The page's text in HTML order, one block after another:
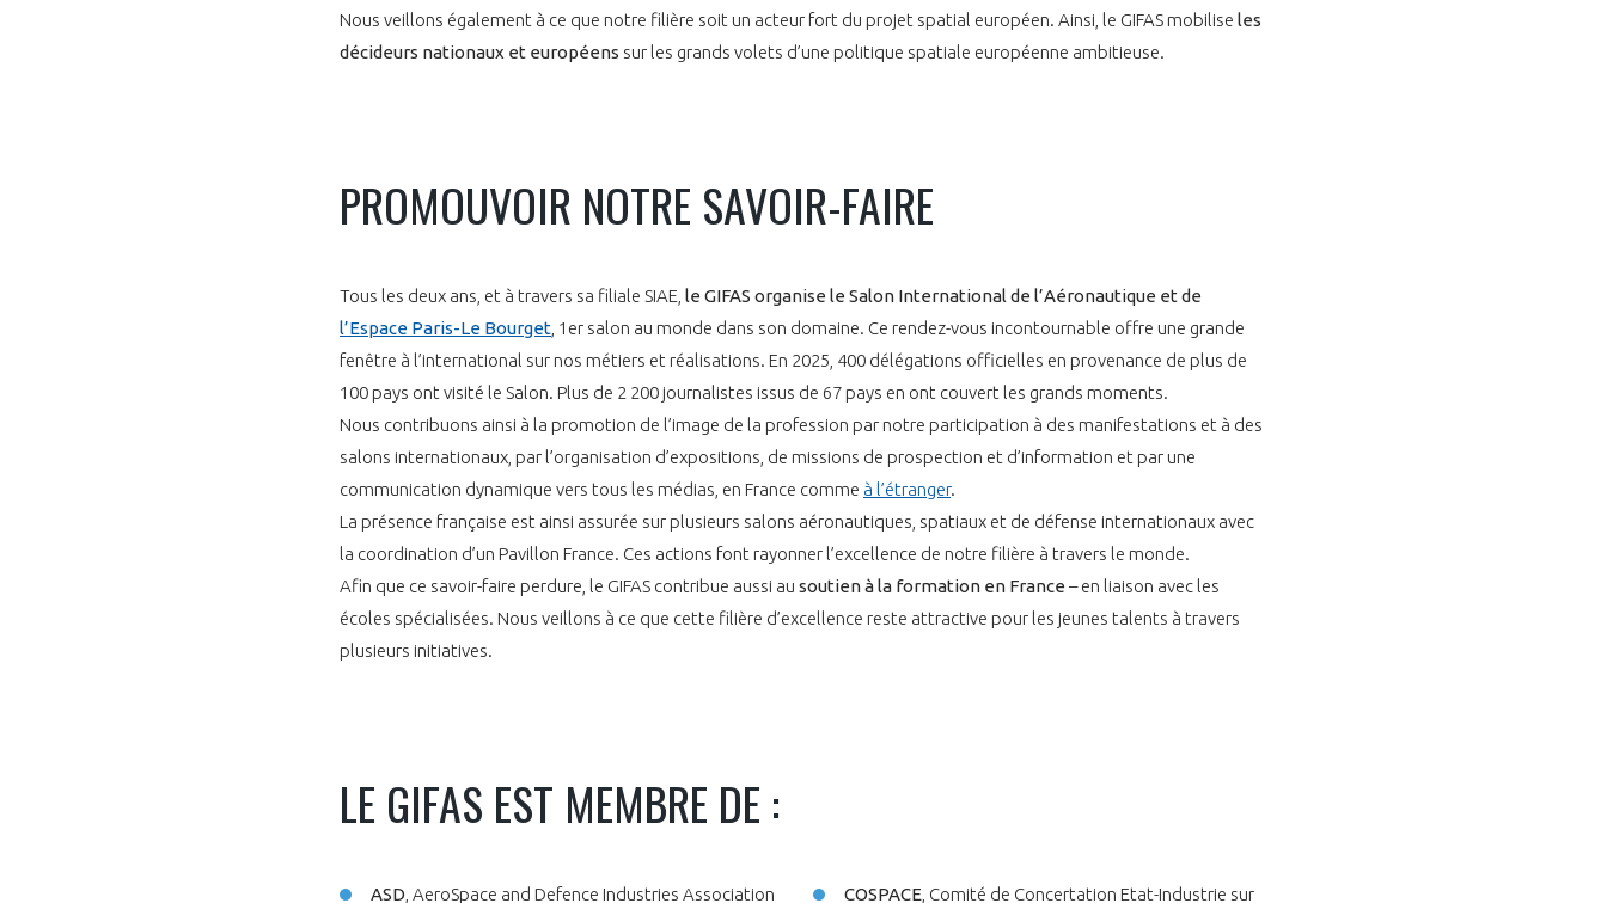
Nous veillons également à ce que notre filière soit un acteur fort du projet spatial européen. Ainsi, le GIFAS mobilise les
décideurs nationaux et européens sur les grands volets d’une politique spatiale européenne ambitieuse.
PROMOUVOIR NOTRE SAVOIR-FAIRE
Tous les deux ans, et à travers sa filiale SIAE, le GIFAS organise le Salon International de l’Aéronautique et de
l’Espace Paris-Le Bourget , 1er salon au monde dans son domaine. Ce rendez-vous incontournable offre une grande
fenêtre à l’international sur nos métiers et réalisations. En 2025, 400 délégations officielles en provenance de plus de
100 pays ont visité le Salon. Plus de 2 200 journalistes issus de 67 pays en ont couvert les grands moments.
Nous contribuons ainsi à la promotion de l’image de la profession par notre participation à des manifestations et à des
salons internationaux, par l’organisation d’expositions, de missions de prospection et d’information et par une
communication dynamique vers tous les médias, en France comme à l’étranger.
La présence française est ainsi assurée sur plusieurs salons aéronautiques, spatiaux et de défense internationaux avec
la coordination d’un Pavillon France. Ces actions font rayonner l’excellence de notre filière à travers le monde.
Afin que ce savoir-faire perdure, le GIFAS contribue aussi au soutien à la formation en France – en liaison avec les
écoles spécialisées. Nous veillons à ce que cette filière d’excellence reste attractive pour les jeunes talents à travers
plusieurs initiatives.
LE GIFAS EST MEMBRE DE :
ASD , AeroSpace and Defence Industries Association
COSPACE , Comité de Concertation Etat-Industrie sur
OUI NON